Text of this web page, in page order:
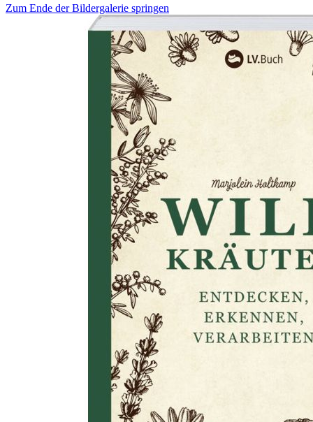
Zum Ende der Bildergalerie springen
Zum Anfang der Bildergalerie springen
Wildkräuter entdecken,
erkennen und verarbeiten